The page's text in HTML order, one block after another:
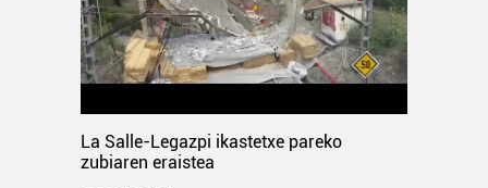
La Salle-Legazpi ikastetxe pareko
zubiaren eraistea